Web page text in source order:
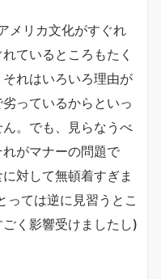
メリカ文化がすぐれ
ているところもたく
れはいろいろ理由が
っているからといっ
。でも、見らなうべ
がマナーの問題で
対して無頓着すぎま
っては逆に見習うとこ
く影響受けましたし)